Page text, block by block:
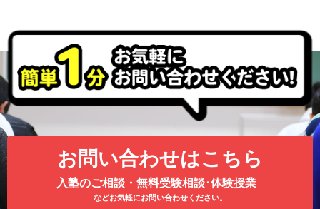
お問い合わせはこちら
入塾のご相談・無料受験相談･体験授業
などお気軽にお問い合わせください。